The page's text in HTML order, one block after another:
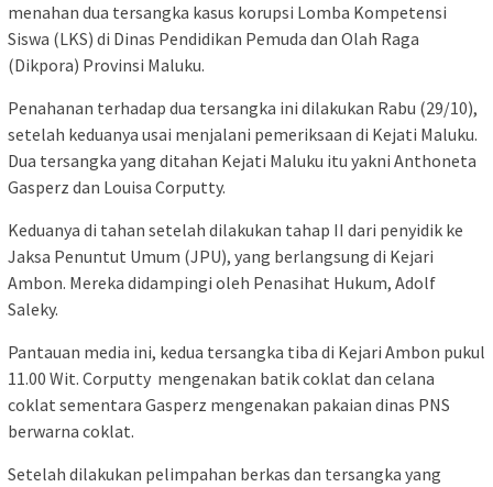
menahan dua tersangka kasus korupsi Lomba Kompetensi
Siswa (LKS) di Dinas Pendidikan Pemuda dan Olah Raga
(Dikpora) Provinsi Maluku.
Penahanan terhadap dua tersangka ini dilakukan Rabu (29/10),
setelah keduanya usai menjalani pemeriksaan di Kejati Maluku.
Dua tersangka yang ditahan Kejati Maluku itu yakni Anthoneta
Gasperz dan Louisa Corputty.
Keduanya di tahan setelah dilakukan tahap II dari penyidik ke
Jaksa Penuntut Umum (JPU), yang berlangsung di Kejari
Ambon. Mereka didampingi oleh Penasihat Hukum, Adolf
Saleky.
Pantauan media ini, kedua tersangka tiba di Kejari Ambon pukul
11.00 Wit. Corputty mengenakan batik coklat dan celana
coklat sementara Gasperz mengenakan pakaian dinas PNS
berwarna coklat.
Setelah dilakukan pelimpahan berkas dan tersangka yang